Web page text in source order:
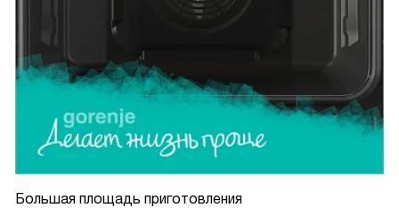
Большая площадь приготовления